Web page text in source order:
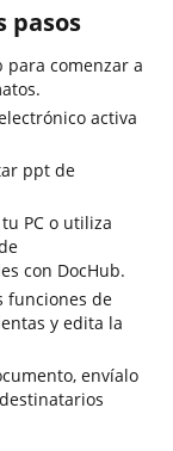
pasos
comenzar a
activa
ppt de
PC o utiliza
con DocHub.
funciones de
y edita la
envíalo